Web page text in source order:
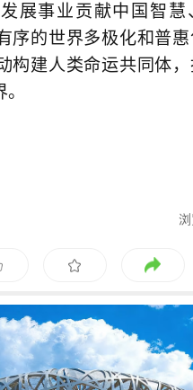
展事业贡献中国智慧
序的世界多极化和普
构建人类命运共同体
浏